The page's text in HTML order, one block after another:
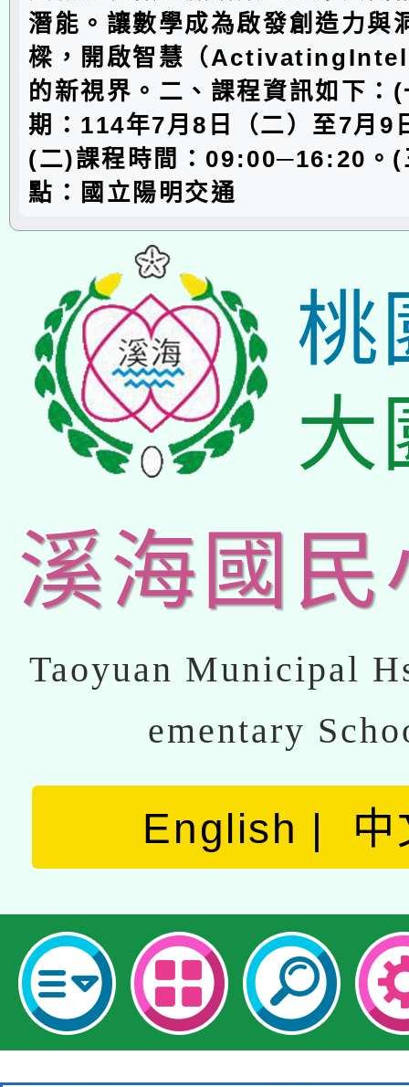
潛能。讓數學成為啟發創造力與
樑，開啟智慧（
的新視界。二、課程資訊如下：
期：114年7月8日（二）至7月9
(二)課程時間：09:00─16:20。(
點：國立陽明交通
桃
大
溪海國民
Taoyuan Municipal
ementary
English 中